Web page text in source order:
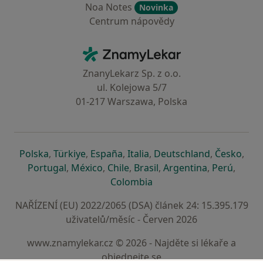
Noa Notes
Novinka
Centrum nápovědy
ZnamyLekar - Hlavní stránka
ZnanyLekarz Sp. z o.o.
ul. Kolejowa 5/7
01-217 Warszawa, Polska
Polskase otevře v nové záložce
, Türkiyese otevře v nové záložce
, Españase otevře v nové záložce
, Italiase otevře v nové záložce
, Deutschlandse otevře v
, Českose
,
Portugalse otevře v nové záložce
, Méxicose otevře v nové záložce
, Chilese otevře v nové záložce
, Brasilse otevře v nové
, Argentinase otevře v
, Perúse
,
Colombia
NAŘÍZENÍ (EU) 2022/2065 (DSA) článek 24: 15.395.179
uživatelů/měsíc - Červen 2026
www.znamylekar.cz © 2026 - Najděte si lékaře a
objednejte se